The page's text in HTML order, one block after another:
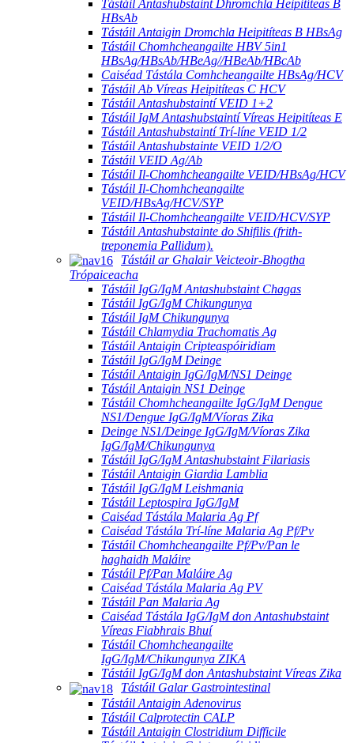
Tástáil Antashubstaint Dhromchla Heipitíteas B
HBsAb
Tástáil Antaigin Dromchla Heipitíteas B HBsAg
Tástáil Chomhcheangailte HBV 5in1
HBsAg/HBsAb/HBeAg//HBeAb/HBcAb
Caiséad Tástála Comhcheangailte HBsAg/HCV
Tástáil Ab Víreas Heipitíteas C HCV
Tástáil Antashubstaintí VEID 1+2
Tástáil IgM Antashubstaintí Víreas Heipitíteas E
Tástáil Antashubstaintí Trí-líne VEID 1/2
Tástáil Antashubstainte VEID 1/2/O
Tástáil VEID Ag/Ab
Tástáil Il-Chomhcheangailte VEID/HBsAg/HCV
Tástáil Il-Chomhcheangailte
VEID/HBsAg/HCV/SYP
Tástáil Il-Chomhcheangailte VEID/HCV/SYP
Tástáil Antashubstainte do Shifilis (frith-
treponemia Pallidum).
Tástáil ar Ghalair Veicteoir-Bhogtha
Trópaiceacha
Tástáil IgG/IgM Antashubstaint Chagas
Tástáil IgG/IgM Chikungunya
Tástáil IgM Chikungunya
Tástáil Chlamydia Trachomatis Ag
Tástáil Antaigin Cripteaspóiridiam
Tástáil IgG/IgM Deinge
Tástáil Antaigin IgG/IgM/NS1 Deinge
Tástáil Antaigin NS1 Deinge
Tástáil Chomhcheangailte IgG/IgM Dengue
NS1/Dengue IgG/IgM/Víoras Zika
Deinge NS1/Deinge IgG/IgM/Víoras Zika
IgG/IgM/Chikungunya
Tástáil IgG/IgM Antashubstaint Filariasis
Tástáil Antaigin Giardia Lamblia
Tástáil IgG/IgM Leishmania
Tástáil Leptospira IgG/IgM
Caiséad Tástála Malaria Ag Pf
Caiséad Tástála Trí-líne Malaria Ag Pf/Pv
Tástáil Chomhcheangailte Pf/Pv/Pan le
haghaidh Maláire
Tástáil Pf/Pan Maláire Ag
Caiséad Tástála Malaria Ag PV
Tástáil Pan Malaria Ag
Caiséad Tástála IgG/IgM don Antashubstaint
Víreas Fiabhrais Bhuí
Tástáil Chomhcheangailte
IgG/IgM/Chikungunya ZIKA
Tástáil IgG/IgM don Antashubstaint Víreas Zika
Tástáil Galar Gastrointestinal
Tástáil Antaigin Adenovirus
Tástáil Calprotectin CALP
Tástáil Antaigin Clostridium Difficile